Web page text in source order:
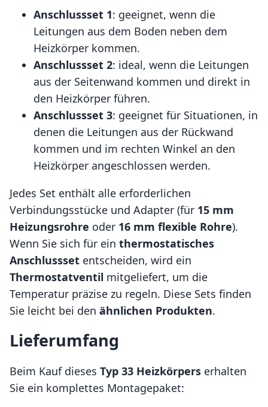
Anschlussset 1: geeignet, wenn die
Leitungen aus dem Boden neben dem
Heizkörper kommen.
Anschlussset 2: ideal, wenn die Leitungen
aus der Seitenwand kommen und direkt in
den Heizkörper führen.
Anschlussset 3: geeignet für Situationen, in
denen die Leitungen aus der Rückwand
kommen und im rechten Winkel an den
Heizkörper angeschlossen werden.
Jedes Set enthält alle erforderlichen
Verbindungsstücke und Adapter (für 15 mm
Heizungsrohre oder 16 mm flexible Rohre).
Wenn Sie sich für ein thermostatisches
Anschlussset entscheiden, wird ein
Thermostatventil mitgeliefert, um die
Temperatur präzise zu regeln. Diese Sets finden
Sie leicht bei den ähnlichen Produkten.
Lieferumfang
Beim Kauf dieses Typ 33 Heizkörpers erhalten
Sie ein komplettes Montagepaket: